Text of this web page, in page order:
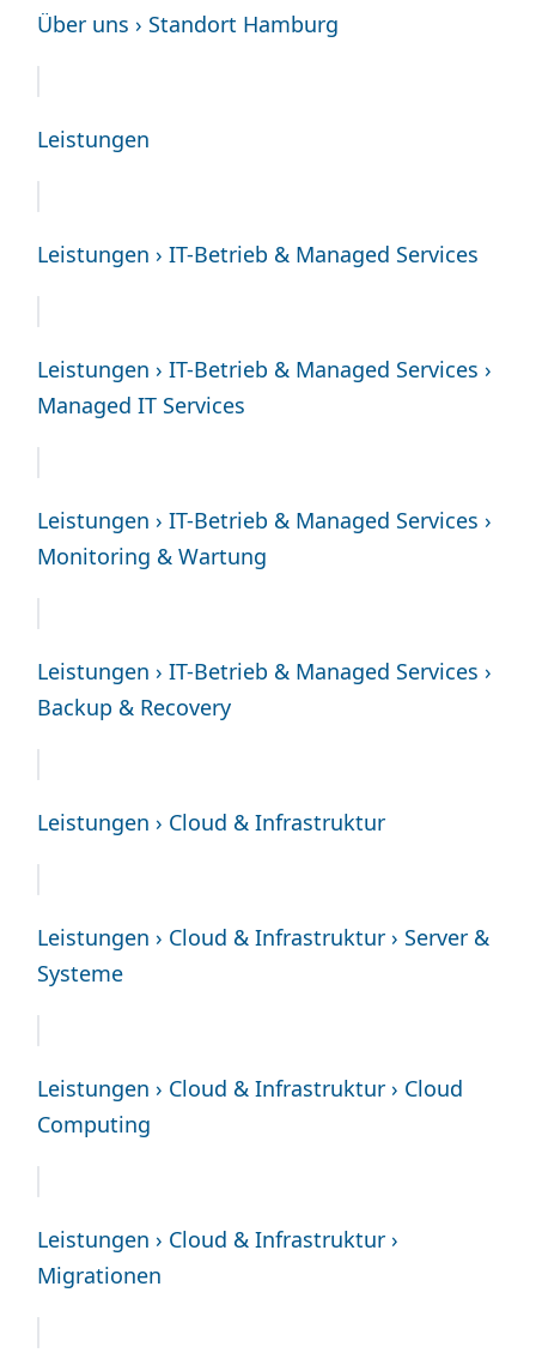
Über uns › Standort Hamburg
Leistungen
Leistungen › IT-Betrieb & Managed Services
Leistungen › IT-Betrieb & Managed Services ›
Managed IT Services
Leistungen › IT-Betrieb & Managed Services ›
Monitoring & Wartung
Leistungen › IT-Betrieb & Managed Services ›
Backup & Recovery
Leistungen › Cloud & Infrastruktur
Leistungen › Cloud & Infrastruktur › Server &
Systeme
Leistungen › Cloud & Infrastruktur › Cloud
Computing
Leistungen › Cloud & Infrastruktur ›
Migrationen